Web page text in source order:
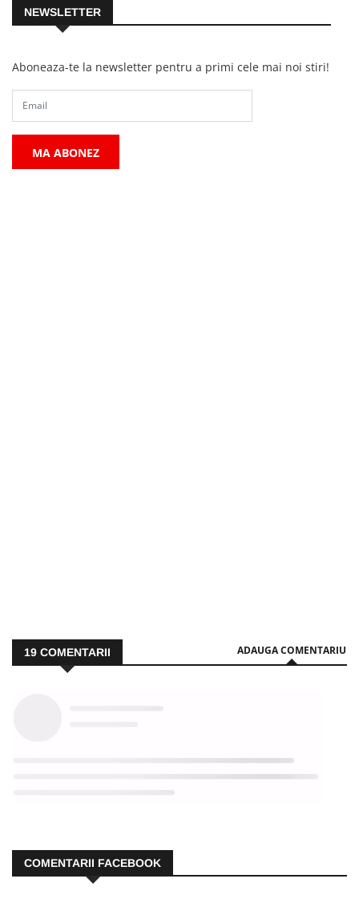
NEWSLETTER
Aboneaza-te la newsletter pentru a primi cele mai noi stiri!
MA ABONEZ
19 COMENTARII ADAUGA COMENTARIU
COMENTARII FACEBOOK